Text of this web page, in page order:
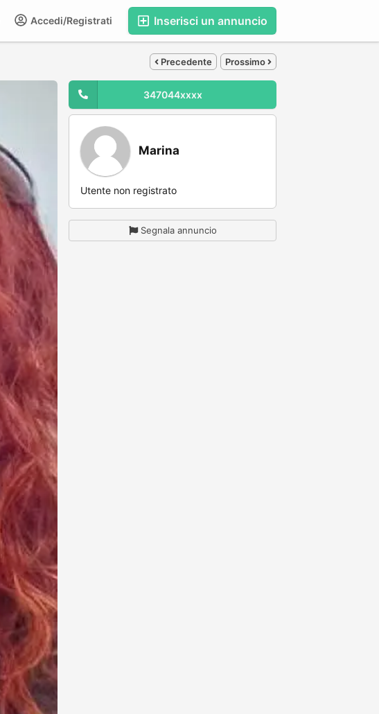
Inserisci un annuncio
Accedi/Registrati
Precedente Prossimo
347044xxxx
Marina
Utente non registrato
Segnala annuncio